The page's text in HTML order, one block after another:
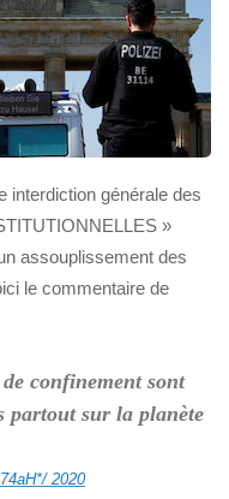
interdiction générale des
»
assouplissement des
le commentaire de
confinement sont
partout sur la planète
2020